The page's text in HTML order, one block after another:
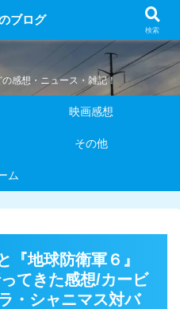
ブログ
感想・ニュース・雑記！
映画感想
その他
ム
『地球防衛軍６』
てきた感想/カービ
・シャニマス対バ
ブログ
検索